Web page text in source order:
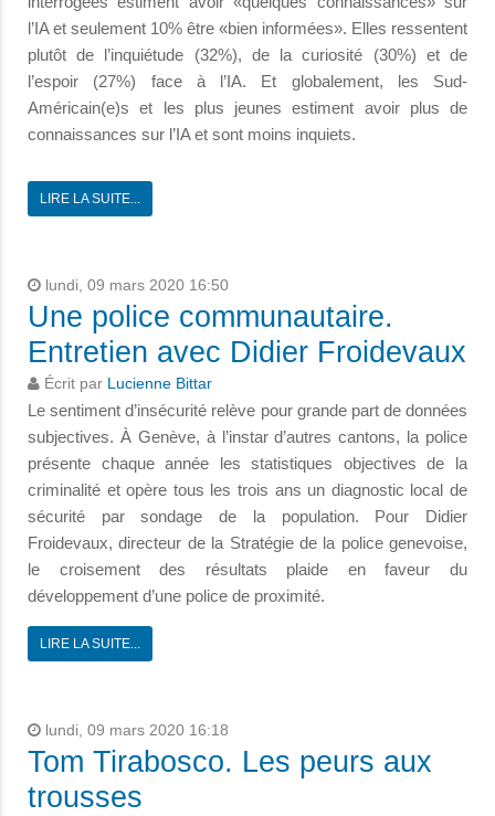
l’IA et seulement 10% être «bien informées». Elles ressentent
plutôt de l’inquiétude (32%), de la curiosité (30%) et de
l’espoir (27%) face à l’IA. Et globalement, les Sud-
Américain(e)s et les plus jeunes estiment avoir plus de
connaissances sur l’IA et sont moins inquiets.
LIRE LA SUITE...
lundi, 09 mars 2020 16:50
Une police communautaire.
Entretien avec Didier Froidevaux
Écrit par Lucienne Bittar
Le sentiment d’insécurité relève pour grande part de données
subjectives. À Genève, à l’instar d’autres cantons, la police
présente chaque année les statistiques objectives de la
criminalité et opère tous les trois ans un diagnostic local de
sécurité par sondage de la population. Pour Didier
Froidevaux, directeur de la Stratégie de la police genevoise,
le croisement des résultats plaide en faveur du
développement d’une police de proximité.
LIRE LA SUITE...
lundi, 09 mars 2020 16:18
Tom Tirabosco. Les peurs aux
trousses